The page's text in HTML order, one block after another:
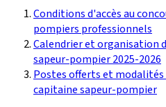
Conditions d'accès au
pompiers professionnels
Calendrier et organisation
sapeur-pompier 2025-2026
Postes offerts et
capitaine sapeur-pompier